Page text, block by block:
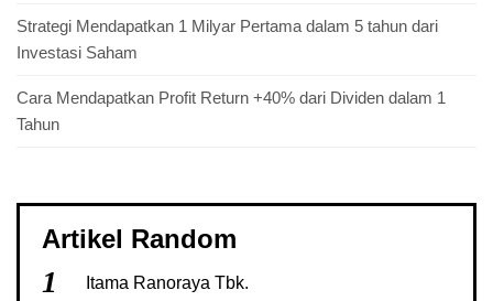
Strategi Mendapatkan 1 Milyar Pertama dalam 5 tahun dari
Investasi Saham
Cara Mendapatkan Profit Return +40% dari Dividen dalam 1
Tahun
Artikel Random
1 Itama Ranoraya Tbk.